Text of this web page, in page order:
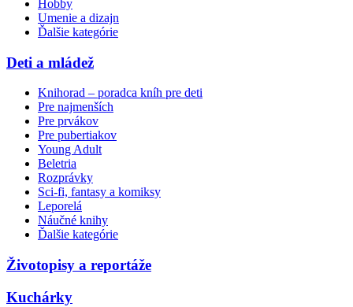
Hobby
Umenie a dizajn
Ďalšie kategórie
Deti a mládež
Knihorad – poradca kníh pre deti
Pre najmenších
Pre prvákov
Pre pubertiakov
Young Adult
Beletria
Rozprávky
Sci-fi, fantasy a komiksy
Leporelá
Náučné knihy
Ďalšie kategórie
Životopisy a reportáže
Kuchárky